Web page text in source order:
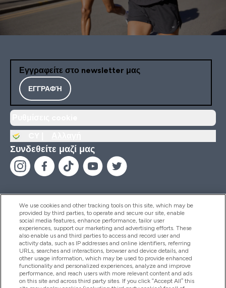
Εγγραφείτε στο newsletter μας
ΕΓΓΡΑΦΉ
Συνδεθείτε μαζί μας
Βοήθεια & Πληροφορίες
Προϊόντα
Εταιρικές Πληροφορίες
We use cookies and other tracking tools on this site, which may be
provided by third parties, to operate and secure our site, enable
social media features, enhance performance, tailor user
experiences, support our marketing and advertising efforts. These
also enable us and third parties to access and record user and
activity data, such as IP addresses and online identifiers, referring
URLs, searches and interactions, browser and device details, and
other usage information, which may be used to provide enhanced
functionality and personalized experiences, analyze and improve
performance, and reach users with more relevant content and ads
on this site and across third party sites. If you click “Accept All” this